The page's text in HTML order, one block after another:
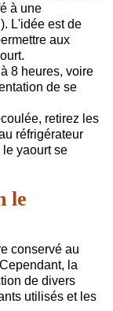
à une
L'idée est de
aux
8 heures, voire
de se
retirez les
réfrigérateur
yaourt se
le
conservé au
la
de divers
utilisés et les